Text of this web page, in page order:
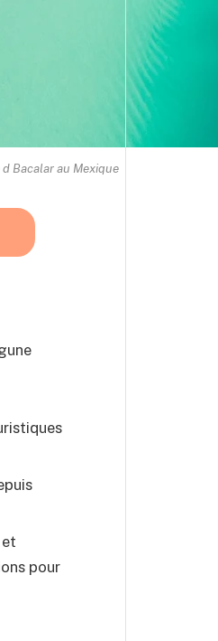
d Bacalar au Mexique
pour